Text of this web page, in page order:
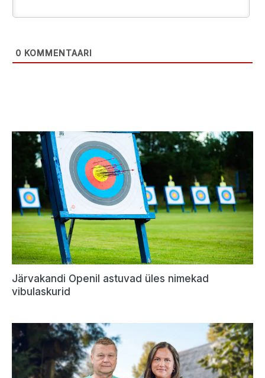
0 KOMMENTAARI
Järvakandi Openil astuvad üles nimekad
vibulaskurid